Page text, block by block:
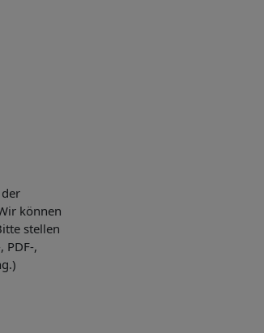
können
stellen
PDF-,